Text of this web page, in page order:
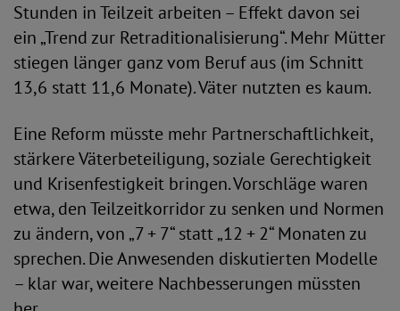
Stunden in Teilzeit arbeiten – Effekt davon sei
ein „Trend zur Retraditionalisierung“. Mehr Mütter
stiegen länger ganz vom Beruf aus (im Schnitt
13,6 statt 11,6 Monate). Väter nutzten es kaum.
Eine Reform müsste mehr Partnerschaftlichkeit,
stärkere Väterbeteiligung, soziale Gerechtigkeit
und Krisenfestigkeit bringen. Vorschläge waren
etwa, den Teilzeitkorridor zu senken und Normen
zu ändern, von „7 + 7“ statt „12 + 2“ Monaten zu
sprechen. Die Anwesenden diskutierten Modelle
– klar war, weitere Nachbesserungen müssten